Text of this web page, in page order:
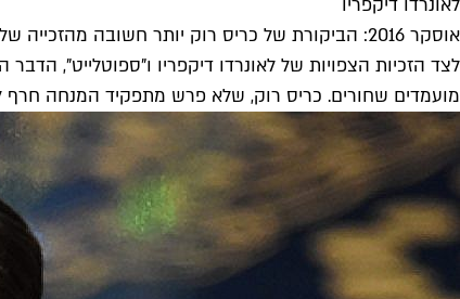
אוסקר 2016: הביקורת של כריס רוק יותר חשובה מהזכייה של לאונרדו דיקפריו
לצד הזכיות הצפויות של לאונרדו דיקפריו ו"ספוטלייט",
מועמדים שחורים. כריס רוק, שלא פרש מתפקיד המנחה חרף